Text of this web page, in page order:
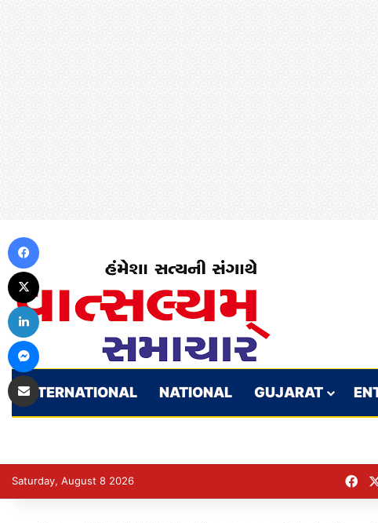
INTERNATIONAL NATIONAL GUJARAT
Saturday, August 8 2026
LinkedIn